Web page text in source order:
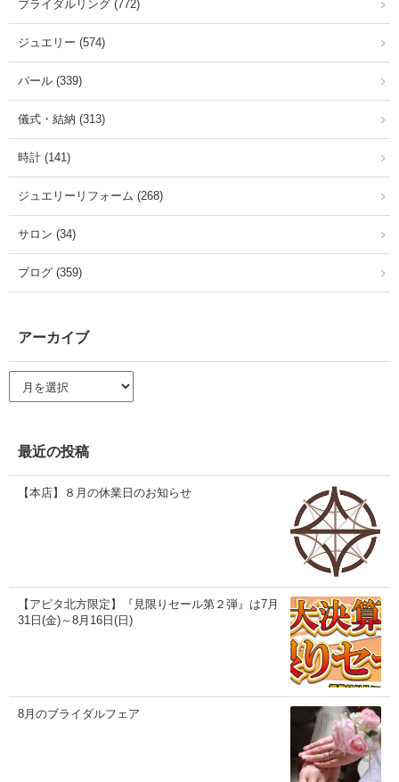
ブライダルリング (772)
ジュエリー (574)
パール (339)
儀式・結納 (313)
時計 (141)
ジュエリーリフォーム (268)
サロン (34)
ブログ (359)
アーカイブ
ー
ブ
最近の投稿
【本店】８月の休業日のお知らせ
【アピタ北方限定】『見限りセール第２弾』は7月
31日(金)～8月16日(日)
8月のブライダルフェア